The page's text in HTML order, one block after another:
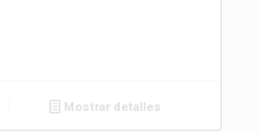
Mostrar detalles